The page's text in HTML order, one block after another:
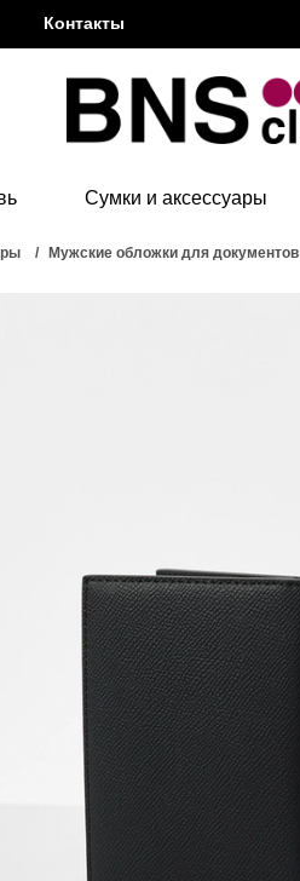
Контакты
Сумки и аксессуары
Мужские обложки для документов